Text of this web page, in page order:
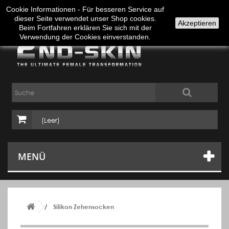
Anmelden Deutsch
(Leer)
MENÜ
Silikon Zehensocken
Cookie Informationen - Für besseren Service auf
dieser Seite verwendet unser Shop cookies.
Beim Fortfahren erklären Sie sich mit der
Verwendung der Cookies einverstanden.
Akzeptieren